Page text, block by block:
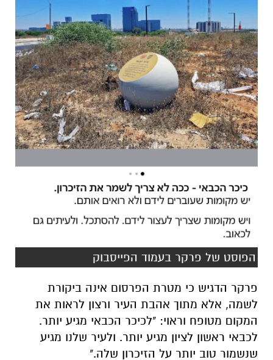
הפוסט של פרקר בעמוד הפייסבוק
פרקר הדגיש כי מטרת הפרסום אינה ביקורת
לשמה, אלא מתוך אהבת העיר ורצון לראות את
המקום מטופח וראוי: "לכיכר הכבאי מגיע יותר.
לכבאי ראשון לציון מגיע יותר. ולעיר שלנו מגיע
שנשמור טוב יותר על הזיכרון שלה."